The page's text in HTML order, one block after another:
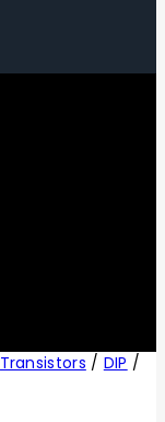
Transistors / DIP /